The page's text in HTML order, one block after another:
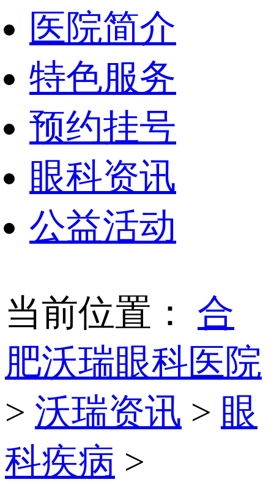
医院简介
特色服务
预约挂号
眼科资讯
公益活动
当前位置： 合
肥沃瑞眼科医院
> 沃瑞资讯 > 眼
科疾病 >